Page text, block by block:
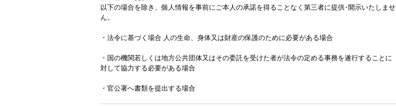
以下の場合を除き、個人情報を事前にご本人の承諾を得ることなく第三者に提供･開示いたしませ
ん。
・法令に基づく場合 人の生命、身体又は財産の保護のために必要がある場合
・国の機関若しくは地方公共団体又はその委託を受けた者が法令の定める事務を遂行することに
対して協力する必要がある場合
・官公署へ書類を提出する場合